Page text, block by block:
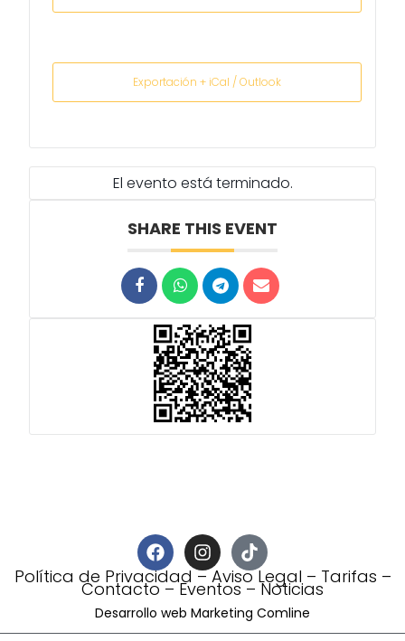
El evento está terminado.
SHARE THIS EVENT
Exportación + iCal / Outlook
Política de Privacidad–Aviso Legal – Tarifas –
Contacto–Eventos –Noticias
Desarrollo web Marketing Comline